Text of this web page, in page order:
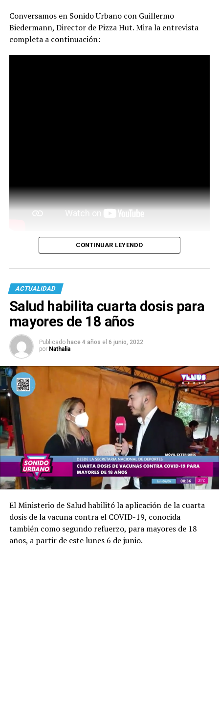
Conversamos en Sonido Urbano con Guillermo
Biedermann, Director de Pizza Hut. Mira la entrevista
completa a continuación:
CONTINUAR LEYENDO
ACTUALIDAD
Salud habilita cuarta dosis para
mayores de 18 años
Publicado hace 4 años el 6 junio, 2022
por Nathalia
El Ministerio de Salud habilitó la aplicación de la cuarta
dosis de la vacuna contra el COVID-19, conocida
también como segundo refuerzo, para mayores de 18
años, a partir de este lunes 6 de junio.